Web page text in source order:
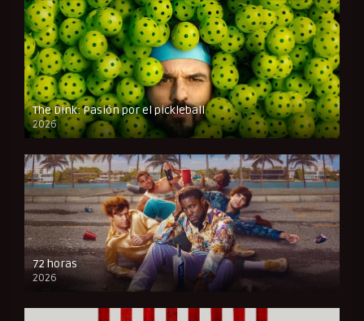
The Dink: Pasión por el pickleball
2026
FULL HD
72 horas
2026
FULL HD